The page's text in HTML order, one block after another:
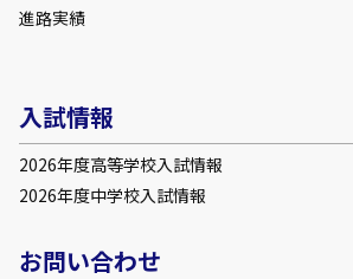
進路実績
入試情報
2026年度高等学校入試情報
2026年度中学校入試情報
お問い合わせ